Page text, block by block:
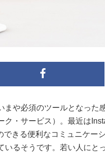
や必須のツールとなった
・サービス）。最近は
きる便利なコミュニケー
るそうです。若い人にと